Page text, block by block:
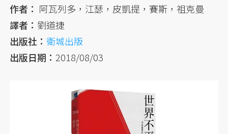
作者： 阿瓦列多，江瑟，皮凱提，賽斯，祖克曼
譯者： 劉道捷
出版社：衛城出版
出版日期： 2018/08/03